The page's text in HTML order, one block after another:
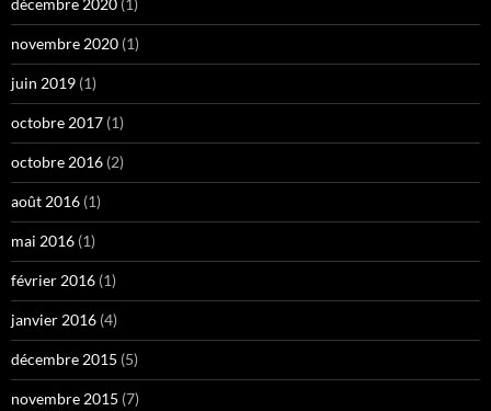
décembre 2020 (1)
novembre 2020 (1)
juin 2019 (1)
octobre 2017 (1)
octobre 2016 (2)
août 2016 (1)
mai 2016 (1)
février 2016 (1)
janvier 2016 (4)
décembre 2015 (5)
novembre 2015 (7)